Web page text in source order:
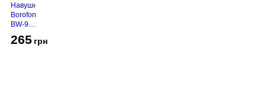
Навушники
Borofone
BW-94
White
265 грн